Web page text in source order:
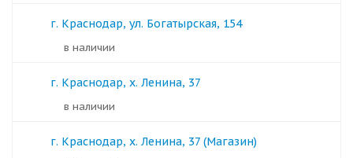
г. Краснодар, ул. Богатырская, 154
в наличии
г. Краснодар, х. Ленина, 37
в наличии
г. Краснодар, х. Ленина, 37 (Магазин)